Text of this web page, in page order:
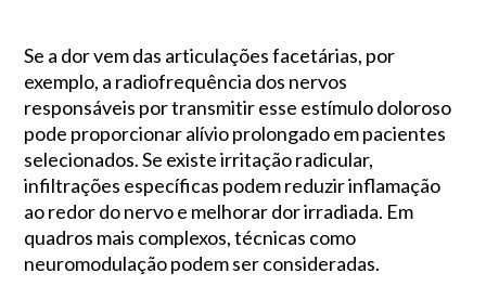
Se a dor vem das articulações facetárias, por
exemplo, a radiofrequência dos nervos
responsáveis por transmitir esse estímulo doloroso
pode proporcionar alívio prolongado em pacientes
selecionados. Se existe irritação radicular,
infiltrações específicas podem reduzir inflamação
ao redor do nervo e melhorar dor irradiada. Em
quadros mais complexos, técnicas como
neuromodulação podem ser consideradas.